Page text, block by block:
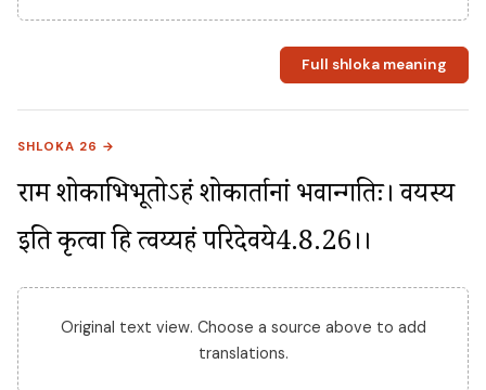
Full shloka meaning
SHLOKA 26 →
राम शोकाभिभूतोऽहं शोकार्तानां भवान्गतिः। वयस्य
इति कृत्वा हि त्वय्यहं परिदेवये4.8.26।।
Original text view. Choose a source above to add
translations.